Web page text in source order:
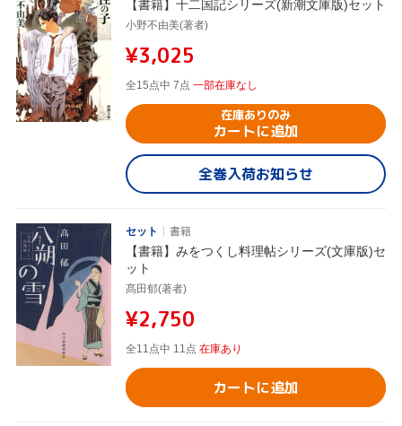
【書籍】十二国記シリーズ(新潮文庫版)セット
小野不由美(著者)
¥3,025
全15点中 7点 一部在庫なし
在庫ありのみ
カートに追加
全巻入荷お知らせ
セット 書籍
【書籍】みをつくし料理帖シリーズ(文庫版)セ
ット
髙田郁(著者)
¥2,750
全11点中 11点 在庫あり
カートに追加